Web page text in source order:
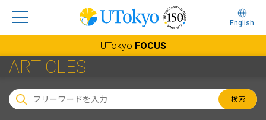
English
UTokyo FOCUS
ARTICLES
検索